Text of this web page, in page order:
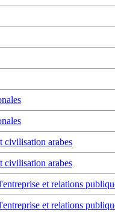
civilisation arabes
civilisation arabes
et relations
et relations